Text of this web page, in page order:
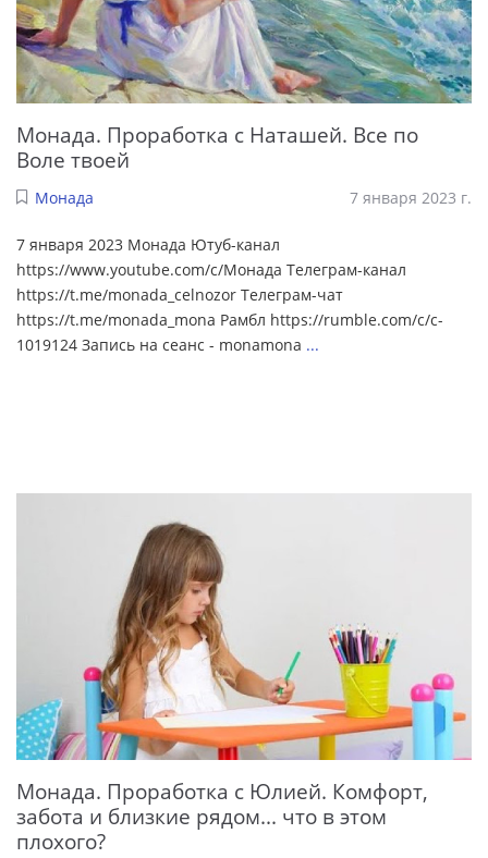
Монада. Проработка с Наташей. Все по
Воле твоей
Монада 7 января 2023 г.
7 января 2023 Монада Ютуб-канал
https://www.youtube.com/c/Монада Телеграм-канал
https://t.me/monada_celnozor Телеграм-чат
https://t.me/monada_mona Рамбл https://rumble.com/c/c-
1019124 Запись на сеанс - monamona ...
Монада. Проработка с Юлией. Комфорт,
забота и близкие рядом... что в этом
плохого?